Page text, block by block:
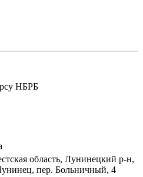
НБРБ
область, Лунинецкий р-н,
пер. Больничный, 4